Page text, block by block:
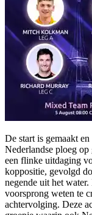
De start is gemaakt
Nederlandse ploeg
een flinke uitdaging
koppositie, gevolgd
negende uit het
voorsprong weten te
achtervolging. Deze